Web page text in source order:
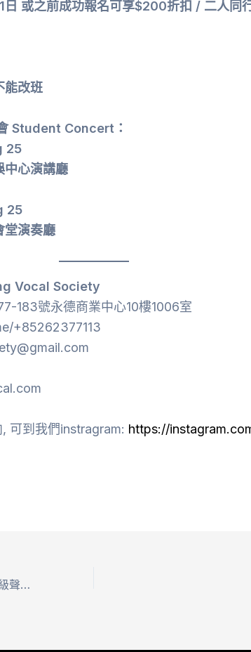
日 或之前成功報名可享$200折扣 / 二人同
能改班
Student Concert：
25
中心演講廳
25
堂演奏廳
Vocal Society
183號永德商業中心10樓1006室
+85262377113
可到我們instragram: https://
英國皇家音樂學院(ABRSM)五級聲樂考試速成課程(一對一)